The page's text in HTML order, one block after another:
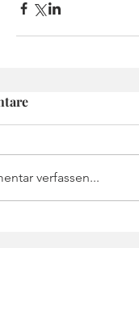
verfassen...